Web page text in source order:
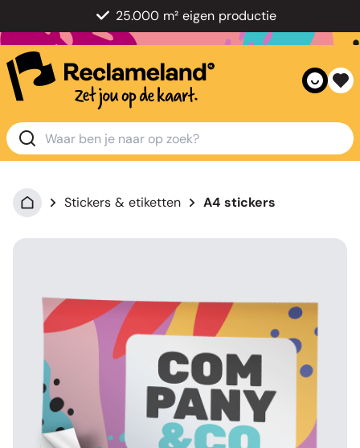
25.000 m² eigen productie
Stickers & etiketten A4 stickers